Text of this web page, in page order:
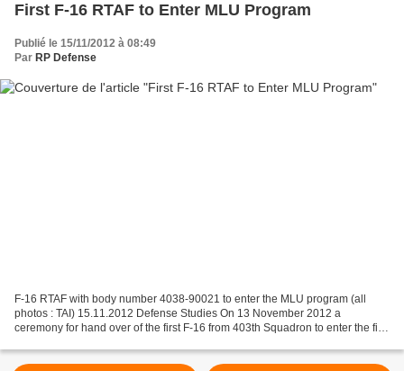
First F-16 RTAF to Enter MLU Program
Publié le 15/11/2012 à 08:49
Par RP Defense
F-16 RTAF with body number 4038-90021 to enter the MLU program (all
photos : TAI) 15.11.2012 Defense Studies On 13 November 2012 a
ceremony for hand over of the first F-16 from 403th Squadron to enter the first